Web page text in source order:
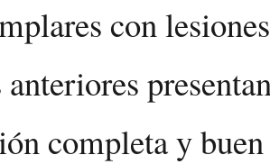
con
anteriores
completa y buen